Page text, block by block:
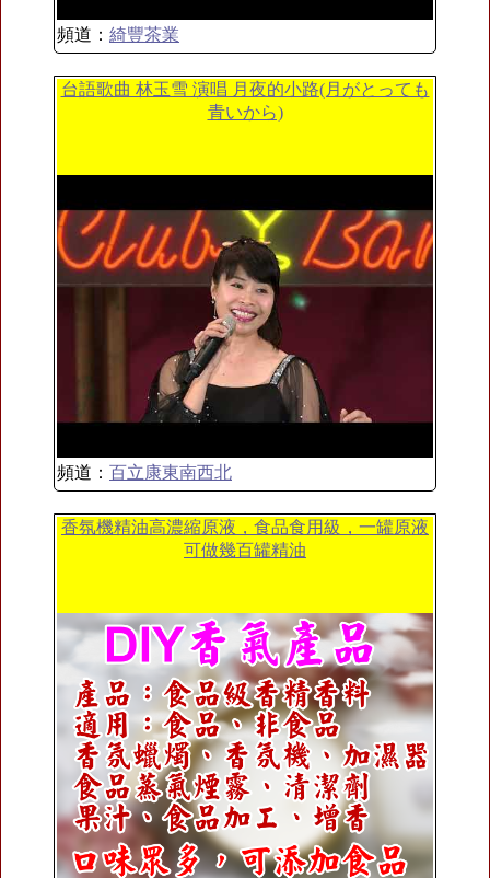
頻道： 綺豐茶業
台語歌曲 林玉雪 演唱 月夜的小路(月がとっても
青いから)
頻道： 百立康東南西北
香氛機精油高濃縮原液，食品食用級，一罐原液
可做幾百罐精油